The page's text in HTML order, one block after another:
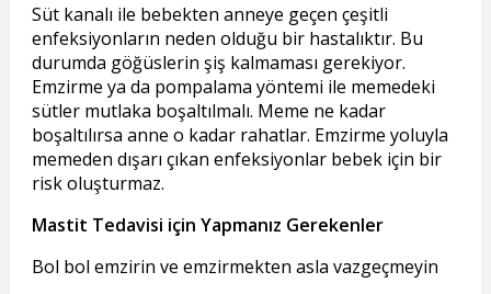
Süt kanalı ile bebekten anneye geçen çeşitli
enfeksiyonların neden olduğu bir hastalıktır. Bu
durumda göğüslerin şiş kalmaması gerekiyor.
Emzirme ya da pompalama yöntemi ile memedeki
sütler mutlaka boşaltılmalı. Meme ne kadar
boşaltılırsa anne o kadar rahatlar. Emzirme yoluyla
memeden dışarı çıkan enfeksiyonlar bebek için bir
risk oluşturmaz.
Mastit Tedavisi için Yapmanız Gerekenler
Bol bol emzirin ve emzirmekten asla vazgeçmeyin